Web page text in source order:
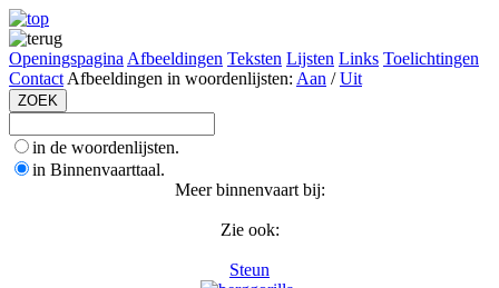
Openingspagina Afbeeldingen Teksten Lijsten Links Toelichtingen
Contact Afbeeldingen in woordenlijsten: Aan /Uit
in de woordenlijsten.
in Binnenvaarttaal.
Meer binnenvaart bij:
Zie ook:
Steun